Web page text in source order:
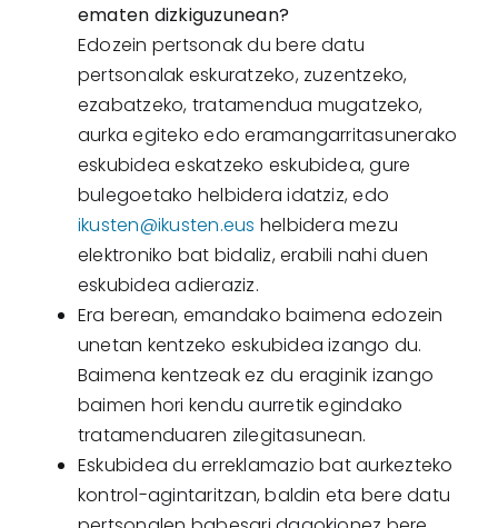
ematen dizkiguzunean?
Edozein pertsonak du bere datu
pertsonalak eskuratzeko, zuzentzeko,
ezabatzeko, tratamendua mugatzeko,
aurka egiteko edo eramangarritasunerako
eskubidea eskatzeko eskubidea, gure
bulegoetako helbidera idatziz, edo
ikusten@ikusten.eus helbidera mezu
elektroniko bat bidaliz, erabili nahi duen
eskubidea adieraziz.
Era berean, emandako baimena edozein
unetan kentzeko eskubidea izango du.
Baimena kentzeak ez du eraginik izango
baimen hori kendu aurretik egindako
tratamenduaren zilegitasunean.
Eskubidea du erreklamazio bat aurkezteko
kontrol-agintaritzan, baldin eta bere datu